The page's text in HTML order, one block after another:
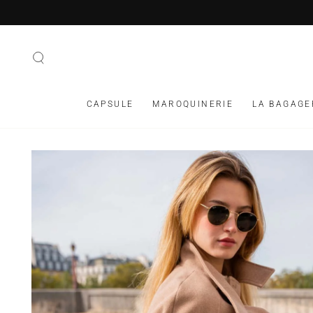
CAPSULE MAROQUINERIE LA